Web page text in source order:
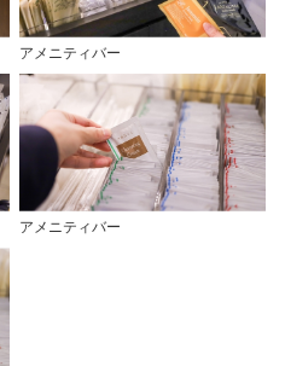
アメニティバー
アメニティバー